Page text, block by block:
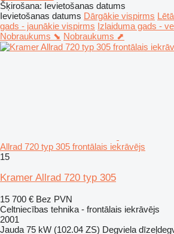
Šķirošana: Ievietošanas datums
Ievietošanas datums Dārgākie vispirms
gads - jaunākie vispirms Izlaiduma gads -
Nobraukums ⬊ Nobraukums ⬈
Allrad 720 typ 305 frontālais iekrāvējs
15
Kramer Allrad 720 typ 305
15 700 € Bez PVN
Celtniecības tehnika - frontālais iekrāvējs
2001
Jauda 75 kW (102.04 ZS) Degviela